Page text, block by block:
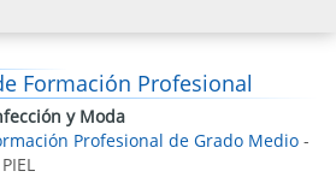
Formación Profesional
y Moda
Profesional de Grado Medio -